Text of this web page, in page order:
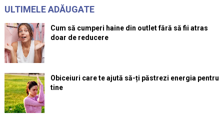
ULTIMELE ADĂUGATE
Cum să cumperi haine din outlet fără să fii atras
doar de reducere
Obiceiuri care te ajută să-ți păstrezi energia pentru
tine